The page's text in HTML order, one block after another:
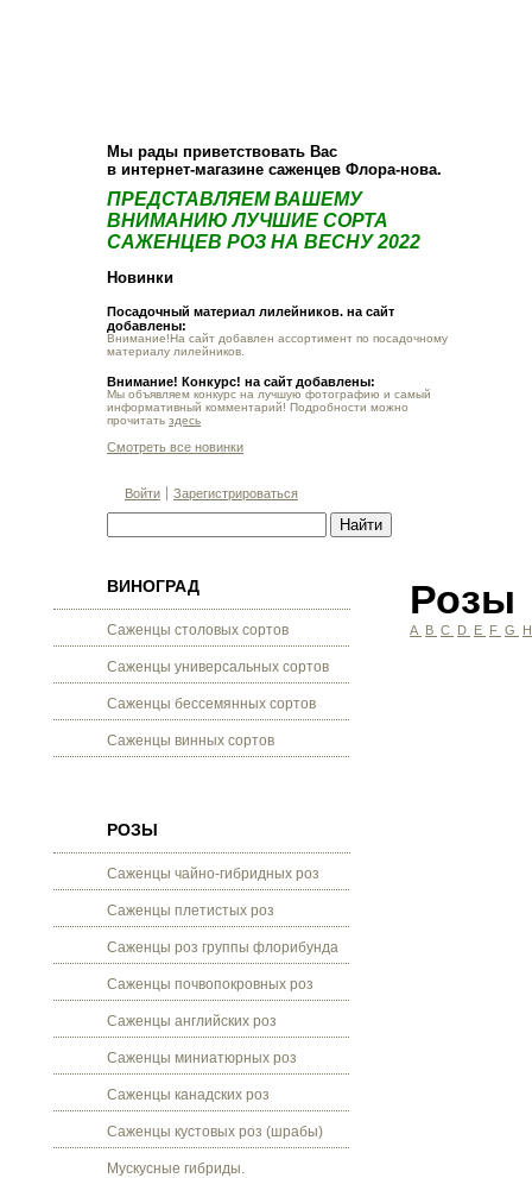
Мы рады приветствовать Вас
в интернет-магазине саженцев Флора-нова.
ПРЕДСТАВЛЯЕМ ВАШЕМУ
ВНИМАНИЮ ЛУЧШИЕ СОРТА
САЖЕНЦЕВ РОЗ НА ВЕСНУ 2022
Новинки
Посадочный материал лилейников. на сайт
добавлены:
Внимание!На сайт добавлен ассортимент по посадочному
материалу лилейников.
Внимание! Конкурс! на сайт добавлены:
Мы объявляем конкурс на лучшую фотографию и самый
информативный комментарий! Подробности можно
прочитать здесь
Смотреть все новинки
Войти Зарегистрироваться
ВИНОГРАД
Саженцы столовых сортов
Саженцы универсальных сортов
Саженцы бессемянных сортов
Саженцы винных сортов
РОЗЫ
Саженцы чайно-гибридных роз
Саженцы плетистых роз
Саженцы роз группы флорибунда
Саженцы почвопокровных роз
Саженцы английских роз
Саженцы миниатюрных роз
Саженцы канадских роз
Саженцы кустовых роз (шрабы)
Мускусные гибриды.
Розы
A B C D E F G